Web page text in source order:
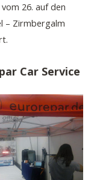
26. auf den
– Zirmbergalm
Car Service